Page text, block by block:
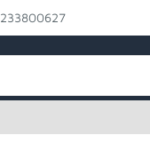
233800627